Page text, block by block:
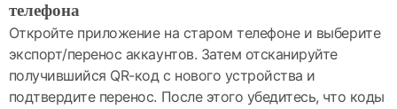
телефона
Откройте приложение на старом телефоне и выберите
экспорт/перенос аккаунтов. Затем отсканируйте
получившийся QR-код с нового устройства и
подтвердите перенос. После этого убедитесь, что коды